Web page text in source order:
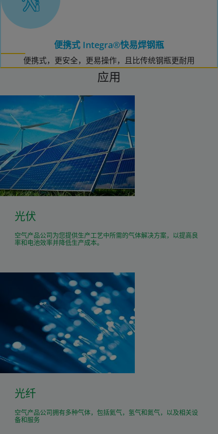
便携式 Integra®快易焊钢瓶
便携式，更安全，更易操作，且比传统钢瓶更耐用
应用
光伏
空气产品公司为您提供生产工艺中所需的气体解决方案，以提高良
率和电池效率并降低生产成本。
光纤
空气产品公司拥有多种气体，包括氦气，氢气和氮气，以及相关设
备和服务